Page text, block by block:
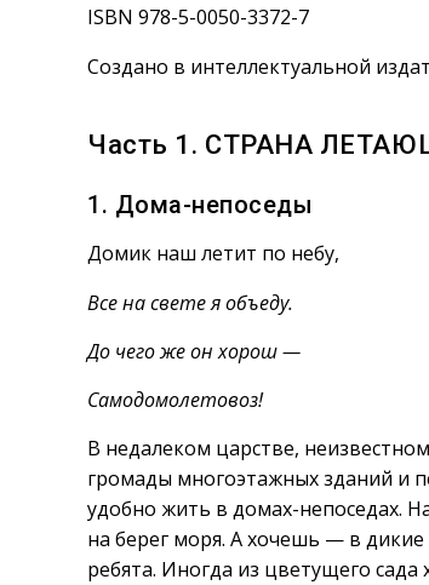
ISBN 978-5-0050-3372-7
Создано в интеллектуальной
Часть 1. СТРАНА
1. Дома-непоседы
Домик наш летит по небу,
Все на свете я объеду.
До чего же он хорош —
Самодомолетовоз!
В недалеком царстве,
громады многоэтажных зданий и
удобно жить в домах-непоседах.
на берег моря. А хочешь — в
ребята. Иногда из цветущего